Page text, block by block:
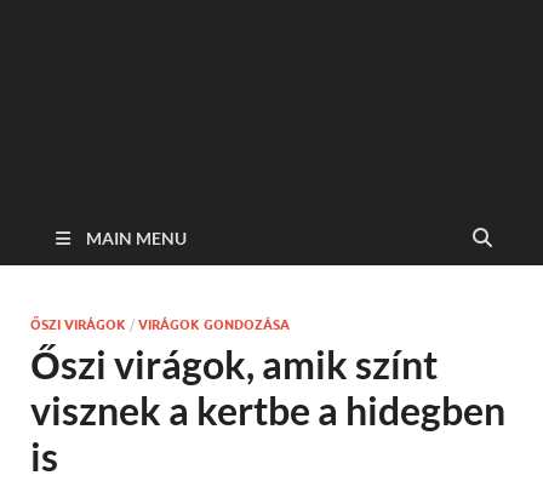
MAIN MENU
ŐSZI VIRÁGOK / VIRÁGOK GONDOZÁSA
Őszi virágok, amik színt
visznek a kertbe a hidegben
is